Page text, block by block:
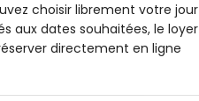
de l'appartement)
de l'appartement)
choisir librement votre jour
aux dates souhaitées, le loyer
directement en ligne